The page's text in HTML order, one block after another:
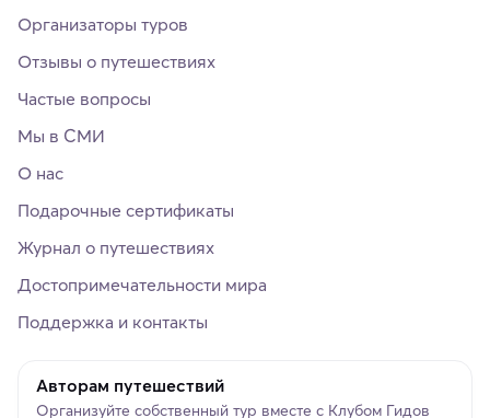
Организаторы туров
Отзывы о путешествиях
Частые вопросы
Мы в СМИ
О нас
Подарочные сертификаты
Журнал о путешествиях
Достопримечательности мира
Поддержка и контакты
Авторам путешествий
Организуйте собственный тур вместе с Клубом Гидов